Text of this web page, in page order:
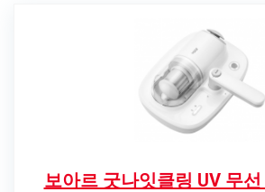
보아르 굿나잇클링 UV 무